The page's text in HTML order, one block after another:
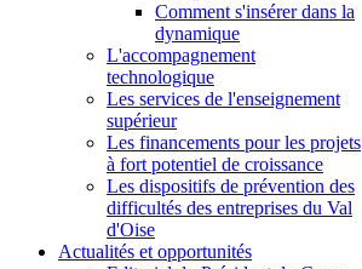
Comment s'insérer dans la
dynamique
L'accompagnement
technologique
Les services de l'enseignement
supérieur
Les financements pour les projets
à fort potentiel de croissance
Les dispositifs de prévention des
difficultés des entreprises du Val
d'Oise
Actualités et opportunités